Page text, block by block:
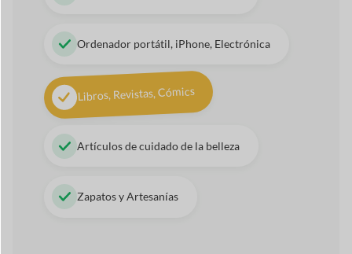
Pinturas, Fotografía